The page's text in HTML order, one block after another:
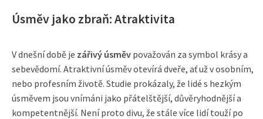
Úsměv jako zbraň: Atraktivita
V dnešní době je zářivý úsměv považován za symbol krásy a
sebevědomí. Atraktivní úsměv otevírá dveře, ať už v osobním,
nebo profesním životě. Studie prokázaly, že lidé s hezkým
úsměvem jsou vnímáni jako přátelštější, důvěryhodnější a
kompetentnější. Není proto divu, že stále více lidí touží po